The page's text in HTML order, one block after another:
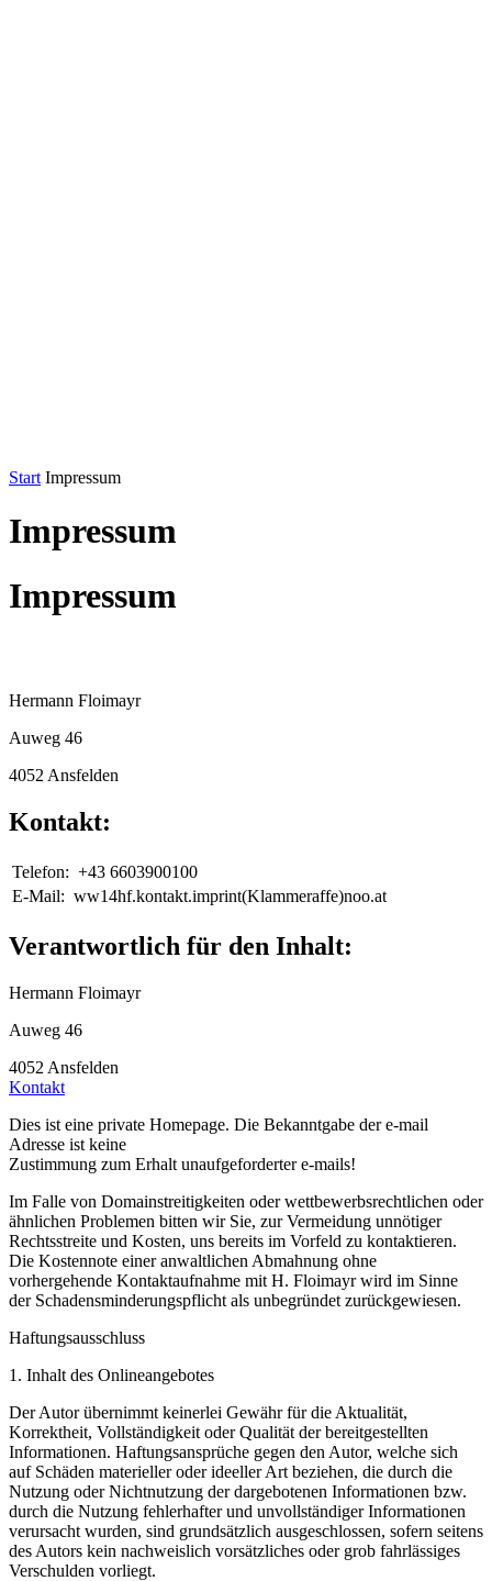
Start Impressum
Impressum
Impressum
Hermann Floimayr
Auweg 46
4052 Ansfelden
Kontakt:
Telefon: +43 6603900100
E-Mail: ww14hf.kontakt.imprint(Klammeraffe)noo.at
Verantwortlich für den Inhalt:
Hermann Floimayr
Auweg 46
4052 Ansfelden
Kontakt
Dies ist eine private Homepage. Die Bekanntgabe der e-mail
Adresse ist keine
Zustimmung zum Erhalt unaufgeforderter e-mails!
Im Falle von Domainstreitigkeiten oder wettbewerbsrechtlichen oder
ähnlichen Problemen bitten wir Sie, zur Vermeidung unnötiger
Rechtsstreite und Kosten, uns bereits im Vorfeld zu kontaktieren.
Die Kostennote einer anwaltlichen Abmahnung ohne
vorhergehende Kontaktaufnahme mit H. Floimayr wird im Sinne
der Schadensminderungspflicht als unbegründet zurückgewiesen.
Haftungsausschluss
1. Inhalt des Onlineangebotes
Der Autor übernimmt keinerlei Gewähr für die Aktualität,
Korrektheit, Vollständigkeit oder Qualität der bereitgestellten
Informationen. Haftungsansprüche gegen den Autor, welche sich
auf Schäden materieller oder ideeller Art beziehen, die durch die
Nutzung oder Nichtnutzung der dargebotenen Informationen bzw.
durch die Nutzung fehlerhafter und unvollständiger Informationen
verursacht wurden, sind grundsätzlich ausgeschlossen, sofern seitens
des Autors kein nachweislich vorsätzliches oder grob fahrlässiges
Verschulden vorliegt.